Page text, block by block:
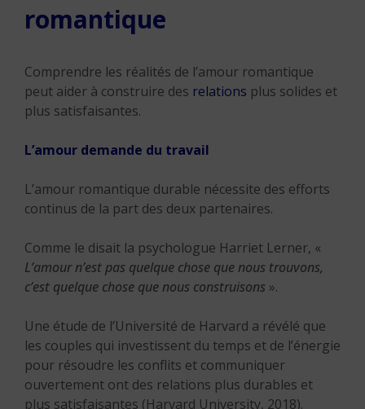
romantique
Comprendre les réalités de l’amour romantique
peut aider à construire des relations plus solides et
plus satisfaisantes.
L’amour demande du travail
L’amour romantique durable nécessite des efforts
continus de la part des deux partenaires.
Comme le disait la psychologue Harriet Lerner, «
L’amour n’est pas quelque chose que nous trouvons,
c’est quelque chose que nous construisons ».
Une étude de l’Université de Harvard a révélé que
les couples qui investissent du temps et de l’énergie
pour résoudre les conflits et communiquer
ouvertement ont des relations plus durables et
plus satisfaisantes (Harvard University, 2018).